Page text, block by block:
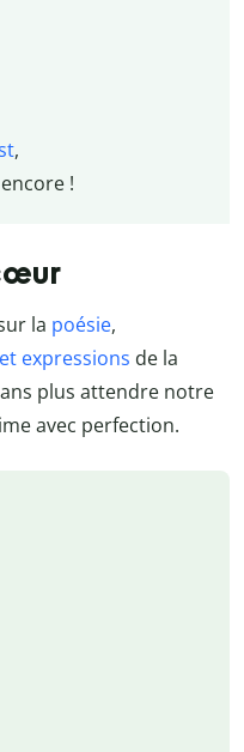
,
!
la poésie,
expressions de la
plus attendre notre
avec perfection.